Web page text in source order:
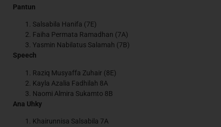
Pantun
Salsabila Hanifa (7E)
Faiha Permata Ramadhan (7A)
Yasmin Nabilatus Salamah (7B)
Speech
Raziq Musyaffa Zuhair (8E)
Kayla Azalia Fadhilah 8A
Naomi Almira Sukamto 8B
Ana Uhky
Khairunnisa Salsabila 7A